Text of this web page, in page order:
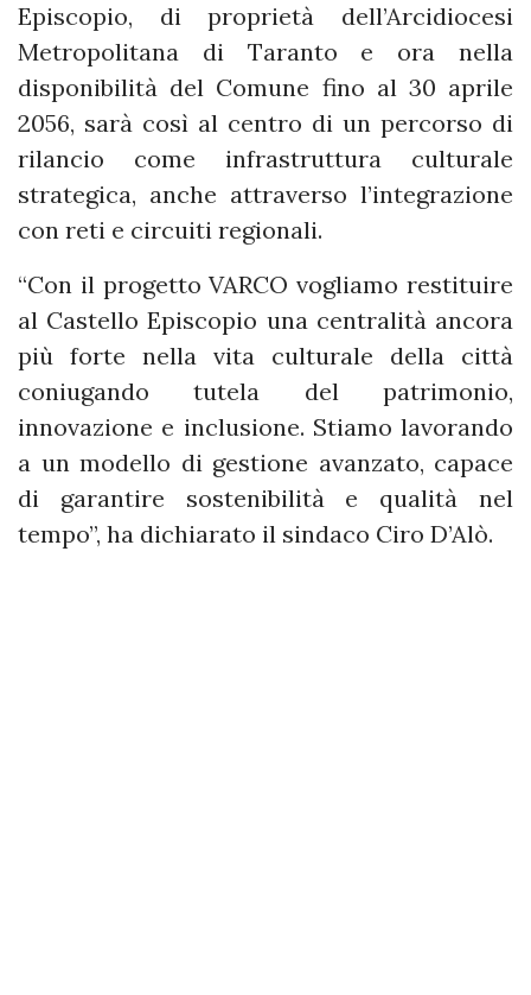
Episcopio, di proprietà dell’Arcidiocesi
Metropolitana di Taranto e ora nella
disponibilità del Comune fino al 30 aprile
2056, sarà così al centro di un percorso di
rilancio come infrastruttura culturale
strategica, anche attraverso l’integrazione
con reti e circuiti regionali.
“Con il progetto VARCO vogliamo restituire
al Castello Episcopio una centralità ancora
più forte nella vita culturale della città
coniugando tutela del patrimonio,
innovazione e inclusione. Stiamo lavorando
a un modello di gestione avanzato, capace
di garantire sostenibilità e qualità nel
tempo”, ha dichiarato il sindaco Ciro D’Alò.